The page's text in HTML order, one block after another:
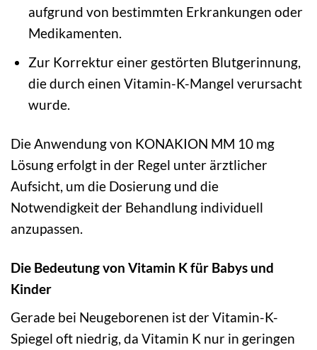
aufgrund von bestimmten Erkrankungen oder
Medikamenten.
Zur Korrektur einer gestörten Blutgerinnung,
die durch einen Vitamin-K-Mangel verursacht
wurde.
Die Anwendung von KONAKION MM 10 mg
Lösung erfolgt in der Regel unter ärztlicher
Aufsicht, um die Dosierung und die
Notwendigkeit der Behandlung individuell
anzupassen.
Die Bedeutung von Vitamin K für Babys und
Kinder
Gerade bei Neugeborenen ist der Vitamin-K-
Spiegel oft niedrig, da Vitamin K nur in geringen